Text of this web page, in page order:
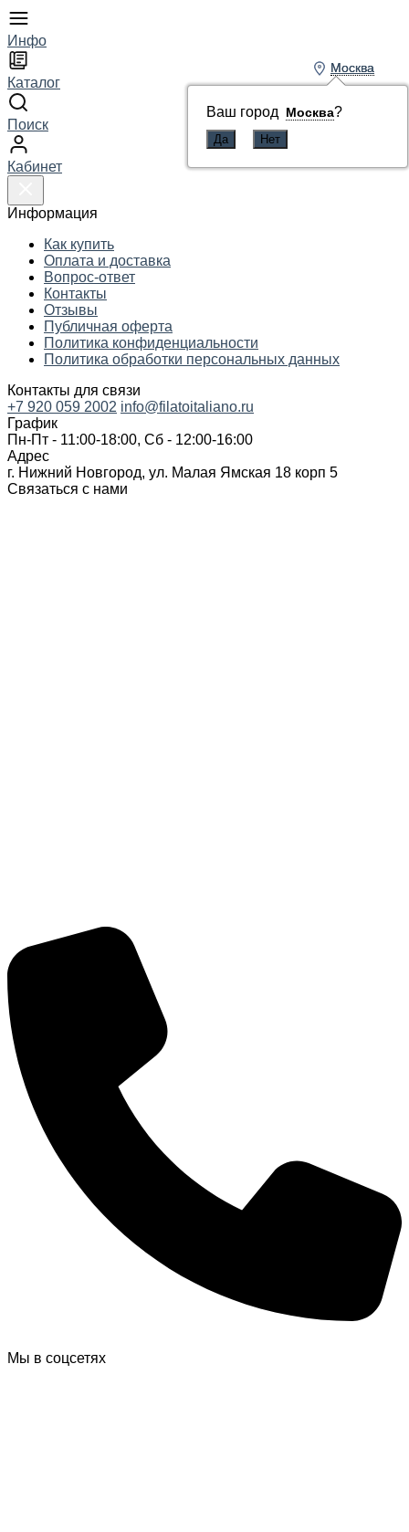
Инфо
Каталог
Поиск
Кабинет
Информация
Как купить
Оплата и доставка
Вопрос-ответ
Контакты
Отзывы
Публичная оферта
Политика конфиденциальности
Политика обработки персональных данных
Контакты для связи
Москва
Ваш город Москва?
+7 920 059 2002 info@filatoitaliano.ru
График
Пн-Пт - 11:00-18:00, Сб - 12:00-16:00
Адрес
г. Нижний Новгород, ул. Малая Ямская 18 корп 5
Связаться с нами
Мы в соцсетях
Москва
Ваш город Москва?